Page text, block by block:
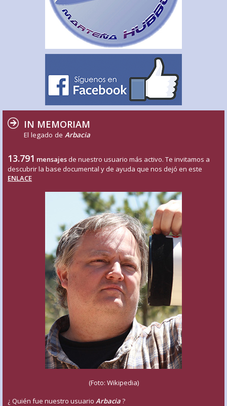
IN MEMORIAM
El legado de Arbacia
13.791 mensajes de nuestro usuario más activo. Te invitamos a
descubrir la base documental y de ayuda que nos dejó en este
ENLACE
(Foto: Wikipedia)
¿ Quién fue nuestro usuario Arbacia?